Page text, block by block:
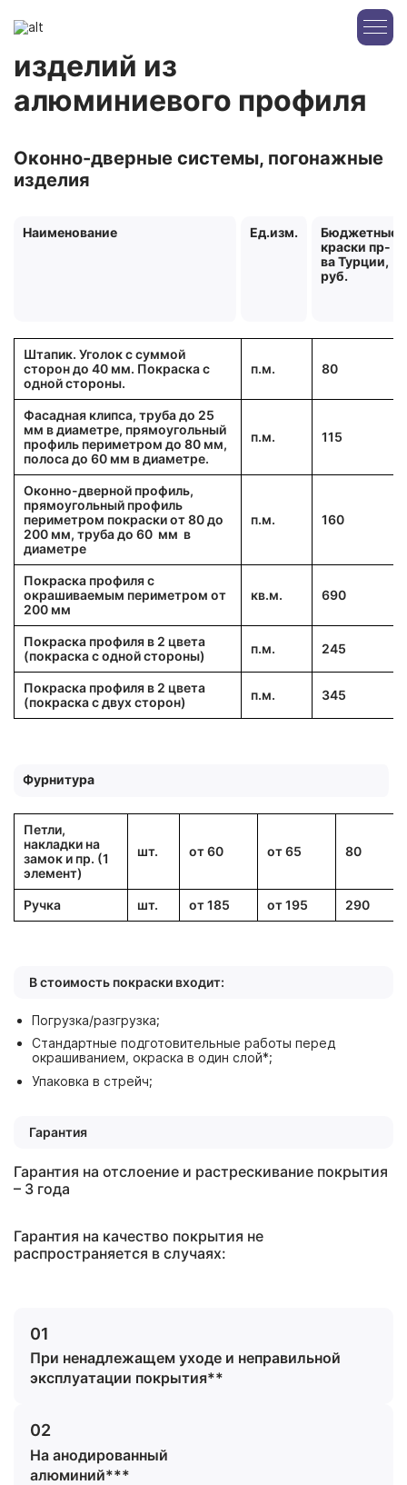
Цены на покраску
изделий из
алюминиевого профиля
Оконно-дверные системы, погонажные
изделия
Наименование Ед.изм.
Бюджетные
краски пр-
ва Турции,
руб.
Штапик. Уголок с суммой
сторон до 40 мм. Покраска с
одной стороны.
п.м. 80
Фасадная клипса, труба до 25
мм в диаметре, прямоугольный
профиль периметром до 80 мм,
полоса до 60 мм в диаметре.
п.м. 115
Оконно-дверной профиль,
прямоугольный профиль
периметром покраски от 80 до
200 мм, труба до 60 мм в
диаметре
п.м. 160
Покраска профиля с
окрашиваемым периметром от
200 мм
кв.м. 690
Покраска профиля в 2 цвета
(покраска с одной стороны)
п.м. 245
Покраска профиля в 2 цвета
(покраска с двух сторон)
п.м. 345
Фурнитура
Петли,
накладки на
замок и пр. (1
элемент)
шт. от 60 от 65 80
Ручка шт. от 185 от 195 290
В стоимость покраски входит:
Погрузка/разгрузка;
Стандартные подготовительные работы перед
окрашиванием, окраска в один слой*;
Упаковка в стрейч;
Гарантия
Гарантия на отслоение и растрескивание покрытия
– 3 года
Гарантия на качество покрытия не
распространяется в случаях:
01
При ненадлежащем уходе и неправильной
эксплуатации покрытия**
02
На анодированный
алюминий***